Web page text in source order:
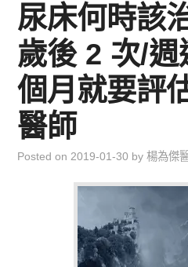
育兒知識集
環遊世界行
直上雲霄去
我思故我在
主婦碎碎念
尿床何時該
歲後 2 次/週
個月就要評
醫師
Posted on 2019-01-30 by楊為傑